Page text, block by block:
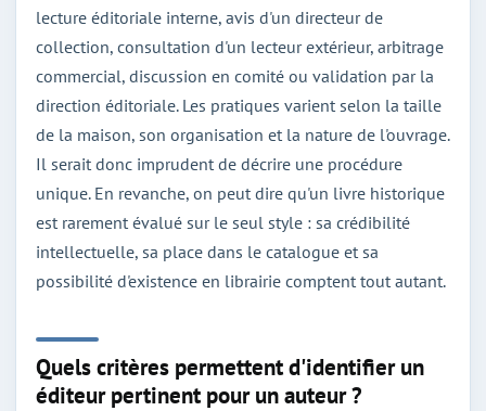
lecture éditoriale interne, avis d'un directeur de
collection, consultation d'un lecteur extérieur, arbitrage
commercial, discussion en comité ou validation par la
direction éditoriale. Les pratiques varient selon la taille
de la maison, son organisation et la nature de l'ouvrage.
Il serait donc imprudent de décrire une procédure
unique. En revanche, on peut dire qu'un livre historique
est rarement évalué sur le seul style : sa crédibilité
intellectuelle, sa place dans le catalogue et sa
possibilité d'existence en librairie comptent tout autant.
Quels critères permettent d'identifier un
éditeur pertinent pour un auteur ?